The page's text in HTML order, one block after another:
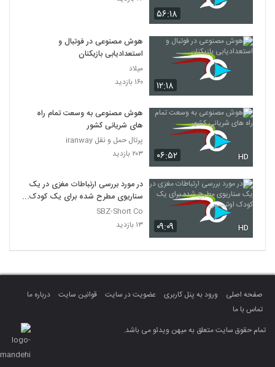
۵۶:۱۸
۱۲:۱۸
هوش مصنوعی در فوتبال و
استعدادیابی بازیکنان
میلاد
۱۶۰ بازدید
۰۶:۵۲ HD
هوش مصنوعی به وسعت تمام راه
های شریانی کشور
پرتال حمل و نقل iranway
۲۰۳ بازدید
۰۹:۰۹ HD
در مورد بررسی ارتباطات مغزی در یک
سناریوی مطرح شده برای یک کودک
اوتیسمی
SBZ-Short Co
۱۳ بازدید
صفحه اصلی ورود به پنل کاربری عضویت در سایت قوانین سایت
درباره ما
تماس با ما
تمام حقوق سایت متعلق به میهن ویدئو می باشد.